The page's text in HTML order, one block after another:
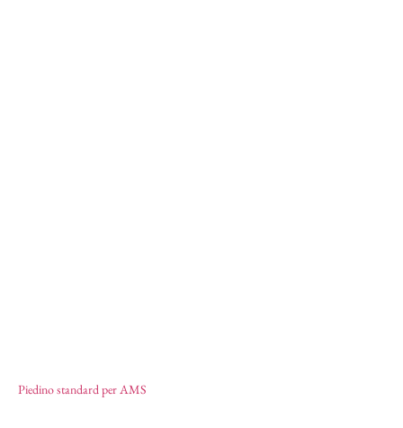
Piedino standard per AMS
Piedino standard per AMS